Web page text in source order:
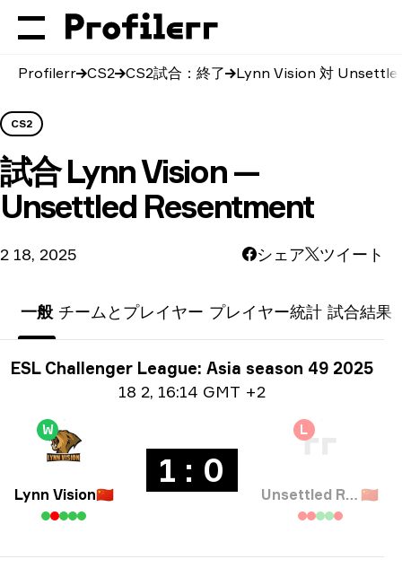
Profilerr CS2 CS2試合：終了 Lynn Vision 対
CS2
試合 Lynn Vision —
Unsettled Resentment
2 18, 2025 シェア ツイート
一般 チームとプレイヤー プレイヤー統計 試合結果
トーナメント情報
ESL Challenger League: Asia season 49 2025
18 2, 16:14 GMT +2
W
Lynn Vision🇨🇳
1 : 0
L
Unsettled Resentment 🇨🇳